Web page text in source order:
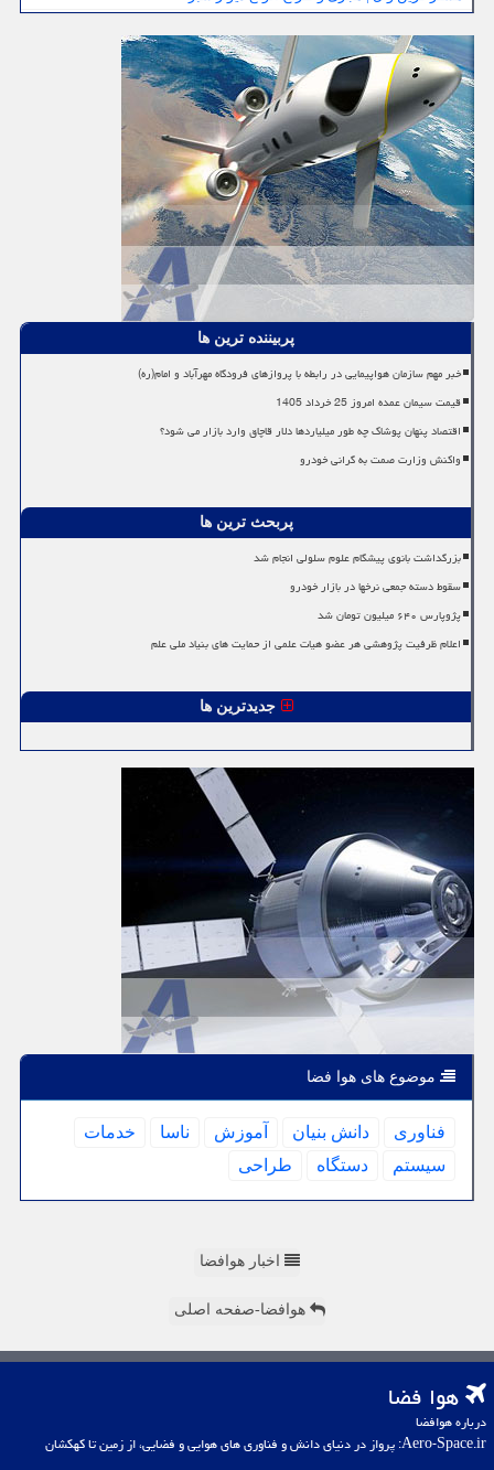
پربیننده ترین ها
خبر مهم سازمان هواپیمایی در رابطه با پروازهای فرودگاه مهرآباد و امام(ره)
قیمت سیمان عمده امروز 25 خرداد 1405
اقتصاد پنهان پوشاک چه طور میلیاردها دلار قاچاق وارد بازار می شود؟
واکنش وزارت صمت به گرانی خودرو
پربحث ترین ها
بزرگداشت بانوی پیشگام علوم سلولی انجام شد
سقوط دسته جمعی نرخها در بازار خودرو
پژوپارس ۶۴۰ میلیون تومان شد
اعلام ظرفیت پژوهشی هر عضو هیات علمی از حمایت های بنیاد ملی علم
جدیدترین ها
موضوع های هوا فضا
فناوری دانش بنیان آموزش ناسا
خدمات
سیستم
دستگاه طراحی
اخبار هوافضا
هوافضا-صفحه اصلی
هوا فضا
درباره هوافضا
Aero-Space.ir: پرواز در دنیای دانش و فناوری های هوایی و فضایی، از زمین تا کهکشان